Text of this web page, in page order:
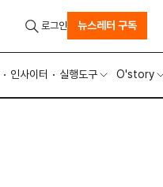
인사이터 실행도구 O'story
로그인 뉴스레터 구독